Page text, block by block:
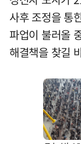
사후 조정을 통
파업이 불러올
해결책을 찾길